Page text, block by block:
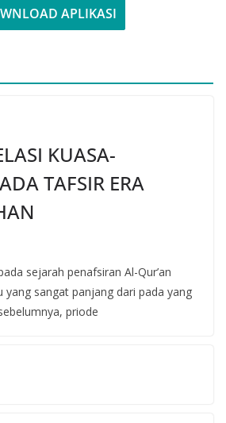
APLIKASI
KUASA-
TAFSIR ERA
sejarah penafsiran Al-Qur’an
yang sangat panjang dari pada yang
priode